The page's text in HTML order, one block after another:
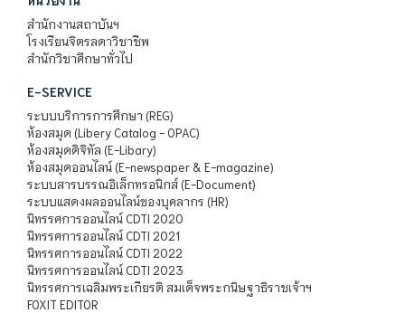
สำนักงานสถาบันฯ
โรงเรียนจิตรลดาวิชาชีพ
สำนักวิชาศึกษาทั่วไป
E-SERVICE
ระบบบริการการศึกษา (REG)
ห้องสมุด (Libery Catalog - OPAC)
ห้องสมุดดิจิทัล (E-Libary)
ห้องสมุดออนไลน์ (E-newspaper & E-magazine)
ระบบสารบรรณอิเล็กทรอนิกส์ (E-Document)
ระบบแสดงผลออนไลน์ของบุคลากร (HR)
นิทรรศการออนไลน์ CDTI 2020
นิทรรศการออนไลน์ CDTI 2021
นิทรรศการออนไลน์ CDTI 2022
นิทรรศการออนไลน์ CDTI 2023
นิทรรศการเฉลิมพระเกียรติ สมเด็จพระกนิษฐาธิราชเจ้าฯ
FOXIT EDITOR